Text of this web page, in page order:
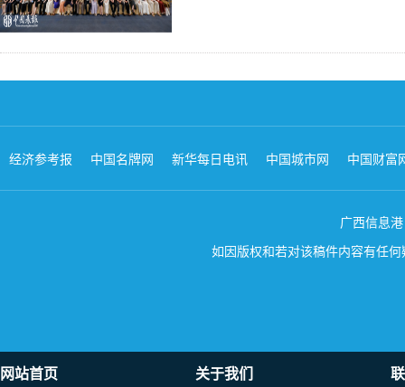
经济参考报 中国名牌网 新华每日电讯 中国城市网 中国财富
广西信息
如因版权和若对该稿件内容有任
网站首页 关于我们